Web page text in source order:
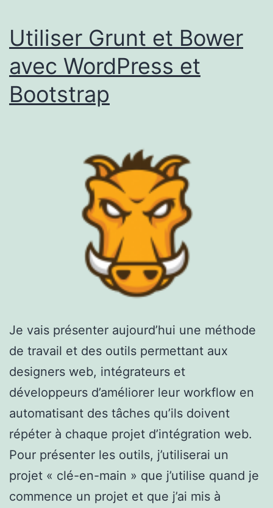
Utiliser Grunt et Bower
avec WordPress et
Bootstrap
Je vais présenter aujourd’hui une méthode
de travail et des outils permettant aux
designers web, intégrateurs et
développeurs d’améliorer leur workflow en
automatisant des tâches qu’ils doivent
répéter à chaque projet d’intégration web.
Pour présenter les outils, j’utiliserai un
projet « clé-en-main » que j’utilise quand je
commence un projet et que j’ai mis à